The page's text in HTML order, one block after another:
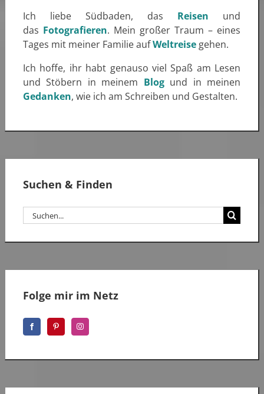
Ich liebe Südbaden, das Reisen und
das Fotografieren. Mein großer Traum – eines
Tages mit meiner Familie aufWeltreisegehen.
Ich hoffe, ihr habt genauso viel Spaß am Lesen
und Stöbern in meinem Blog und in meinen
Gedanken, wie ich am Schreiben und Gestalten.
Suchen & Finden
Suche
nach:
Folge mir im Netz